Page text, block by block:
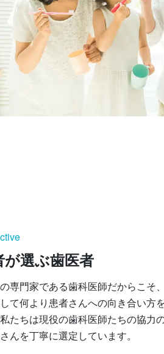
が選ぶ歯医者
専門家である歯科医師だからこそ
て何より患者さんへの向き合い方
たちは現役の歯科医師たちの協力
んを丁寧に選定しています。